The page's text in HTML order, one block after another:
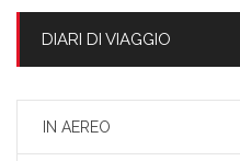
DIARI DI VIAGGIO
IN AEREO